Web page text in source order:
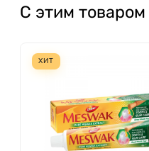
С этим
ХИТ